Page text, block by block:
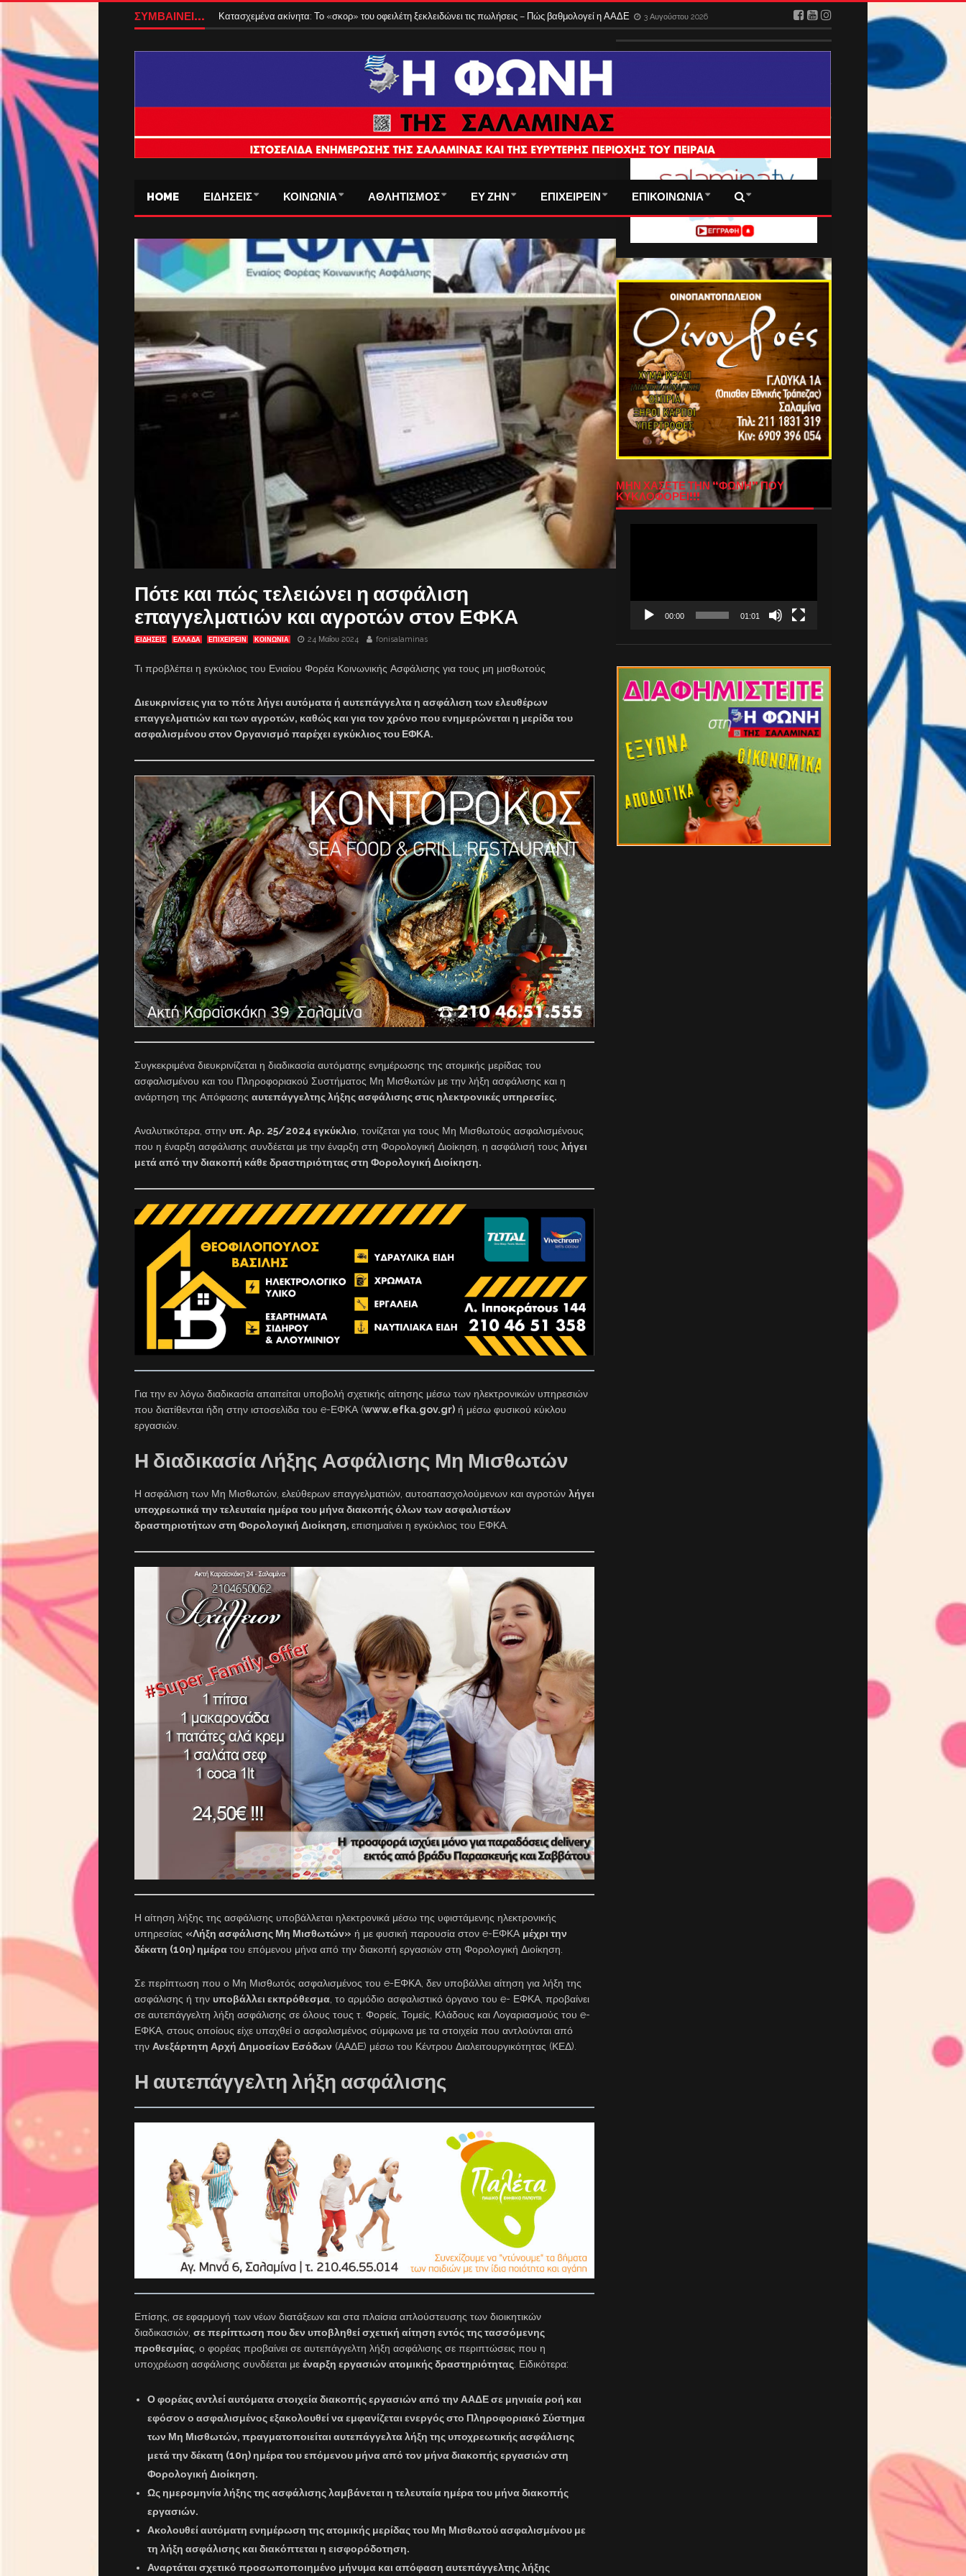
ΣΥΜΒΑΙΝΕΙ... ΕΝΦΙΑ 2027: Αλλάζει ο τρόπος υπολογισμού 3 Αυγούστου 2026
HOME ΕΙΔΗΣΕΙΣ ΚΟΙΝΩΝΙΑ ΑΘΛΗΤΙΣΜΟΣ ΕΥ ΖΗΝ ΕΠΙΧΕΙΡΕΙΝ ΕΠΙΚΟΙΝΩΝΙΑ
Πότε και πώς τελειώνει η ασφάλιση
επαγγελματιών και αγροτών στον ΕΦΚΑ
ΕΙΔΗΣΕΙΣ ΕΛΛΑΔΑ ΕΠΙΧΕΙΡΕΙΝ ΚΟΙΝΩΝΙΑ 24 Μαΐου 2024 fonisalaminas
Τι προβλέπει η εγκύκλιος του Ενιαίου Φορέα Κοινωνικής Ασφάλισης για τους μη μισθωτούς
Διευκρινίσεις για το πότε λήγει αυτόματα ή αυτεπάγγελτα η ασφάλιση των ελευθέρων
επαγγελματιών και των αγροτών, καθώς και για τον χρόνο που ενημερώνεται η μερίδα του
ασφαλισμένου στον Οργανισμό παρέχει εγκύκλιος του ΕΦΚΑ.
Συγκεκριμένα διευκρινίζεται η διαδικασία αυτόματης ενημέρωσης της ατομικής μερίδας του
ασφαλισμένου και του Πληροφοριακού Συστήματος Μη Μισθωτών με την λήξη ασφάλισης και η
ανάρτηση της Απόφασης αυτεπάγγελτης λήξης ασφάλισης στις ηλεκτρονικές υπηρεσίες.
Αναλυτικότερα, στην υπ. Αρ. 25/2024 εγκύκλιο, τονίζεται για τους Μη Μισθωτούς ασφαλισμένους
που η έναρξη ασφάλισης συνδέεται με την έναρξη στη Φορολογική Διοίκηση, η ασφάλισή τους λήγει
μετά από την διακοπή κάθε δραστηριότητας στη Φορολογική Διοίκηση.
Για την εν λόγω διαδικασία απαιτείται υποβολή σχετικής αίτησης μέσω των ηλεκτρονικών υπηρεσιών
που διατίθενται ήδη στην ιστοσελίδα του e-ΕΦΚΑ (www.efka.gov.gr) ή μέσω φυσικού κύκλου
εργασιών.
Η διαδικασία Λήξης Ασφάλισης Μη Μισθωτών
Η ασφάλιση των Μη Μισθωτών, ελεύθερων επαγγελματιών, αυτοαπασχολούμενων και αγροτών λήγει
υποχρεωτικά την τελευταία ημέρα του μήνα διακοπής όλων των ασφαλιστέων
δραστηριοτήτων στη Φορολογική Διοίκηση, επισημαίνει η εγκύκλιος του ΕΦΚΑ.
Η αίτηση λήξης της ασφάλισης υποβάλλεται ηλεκτρονικά μέσω της υφιστάμενης ηλεκτρονικής
υπηρεσίας «Λήξη ασφάλισης Μη Μισθωτών» ή με φυσική παρουσία στον e-ΕΦΚΑ μέχρι την
δέκατη (10η) ημέρατου επόμενου μήνα από την διακοπή εργασιών στη Φορολογική Διοίκηση.
Σε περίπτωση που ο Μη Μισθωτός ασφαλισμένος του e-ΕΦΚΑ, δεν υποβάλλει αίτηση για λήξη της
ασφάλισης ή την υποβάλλει εκπρόθεσμα , το αρμόδιο ασφαλιστικό όργανο του e- ΕΦΚΑ, προβαίνει
σε αυτεπάγγελτη λήξη ασφάλισης σε όλους τους τ. Φορείς, Τομείς, Κλάδους και Λογαριασμούς του e-
ΕΦΚΑ, στους οποίους είχε υπαχθεί ο ασφαλισμένος σύμφωνα με τα στοιχεία που αντλούνται από
την Ανεξάρτητη Αρχή Δημοσίων Εσόδων (ΑΑΔΕ) μέσω του Κέντρου Διαλειτουργικότητας (ΚΕΔ).
Η αυτεπάγγελτη λήξη ασφάλισης
Επίσης, σε εφαρμογή των νέων διατάξεων και στα πλαίσια απλούστευσης των διοικητικών
διαδικασιών, σε περίπτωση που δεν υποβληθεί σχετική αίτηση εντός της τασσόμενης
προθεσμίας , ο φορέας προβαίνει σε αυτεπάγγελτη λήξη ασφάλισης σε περιπτώσεις που η
υποχρέωση ασφάλισης συνδέεται με έναρξη εργασιών ατομικής δραστηριότητας . Ειδικότερα:
Ο φορέας αντλεί αυτόματα στοιχεία διακοπής εργασιών από την ΑΑΔΕ σε μηνιαία ροή και
εφόσον ο ασφαλισμένος εξακολουθεί να εμφανίζεται ενεργός στο Πληροφοριακό Σύστημα
των Μη Μισθωτών, πραγματοποιείται αυτεπάγγελτα λήξη της υποχρεωτικής ασφάλισης
μετά την δέκατη (10η) ημέρα του επόμενου μήνα από τον μήνα διακοπής εργασιών στη
Φορολογική Διοίκηση.
Ως ημερομηνία λήξης της ασφάλισης λαμβάνεται η τελευταία ημέρα του μήνα διακοπής
εργασιών.
Ακολουθεί αυτόματη ενημέρωση της ατομικής μερίδας του Μη Μισθωτού ασφαλισμένου με
τη λήξη ασφάλισης και διακόπτεται η εισφορόδοτηση.
Αναρτάται σχετικό προσωποποιημένο μήνυμα και απόφαση αυτεπάγγελτης λήξης
ΜΗΝ ΧΑΣΕΤΕ ΤΗΝ “ΦΩΝΗ” ΠΟΥ
ΚΥΚΛΟΦΟΡΕΙ!!!
00:00 01:01